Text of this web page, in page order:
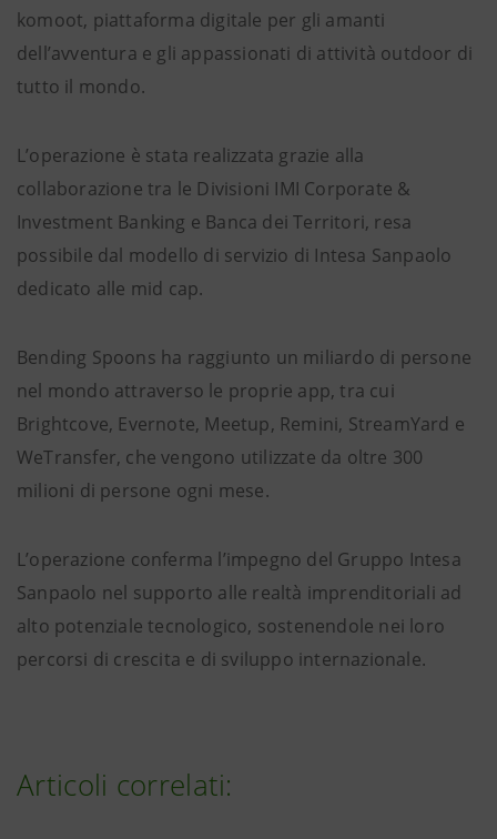
komoot, piattaforma digitale per gli amanti
dell’avventura e gli appassionati di attività outdoor di
tutto il mondo.
L’operazione è stata realizzata grazie alla
collaborazione tra le Divisioni IMI Corporate &
Investment Banking e Banca dei Territori, resa
possibile dal modello di servizio di Intesa Sanpaolo
dedicato alle mid cap.
Bending Spoons ha raggiunto un miliardo di persone
nel mondo attraverso le proprie app, tra cui
Brightcove, Evernote, Meetup, Remini, StreamYard e
WeTransfer, che vengono utilizzate da oltre 300
milioni di persone ogni mese.
L’operazione conferma l’impegno del Gruppo Intesa
Sanpaolo nel supporto alle realtà imprenditoriali ad
alto potenziale tecnologico, sostenendole nei loro
percorsi di crescita e di sviluppo internazionale.
Articoli correlati: